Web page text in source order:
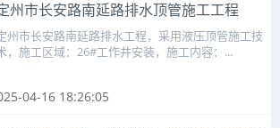
州市长安路南延路排水顶管施工工程
州市长安路南延路排水工程，采用液压顶管施工技
，施工区域：26#工作井安装，施工内容：...
04-16 18:26:05